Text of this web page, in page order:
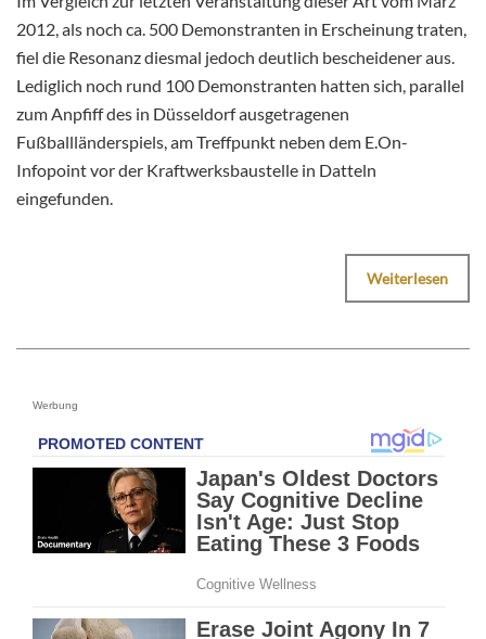
2012, als noch ca. 500 Demonstranten in Erscheinung traten,
fiel die Resonanz diesmal jedoch deutlich bescheidener aus.
Lediglich noch rund 100 Demonstranten hatten sich, parallel
zum Anpfiff des in Düsseldorf ausgetragenen
Fußballländerspiels, am Treffpunkt neben dem E.On-
Infopoint vor der Kraftwerksbaustelle in Datteln
eingefunden.
Weiterlesen
Werbung